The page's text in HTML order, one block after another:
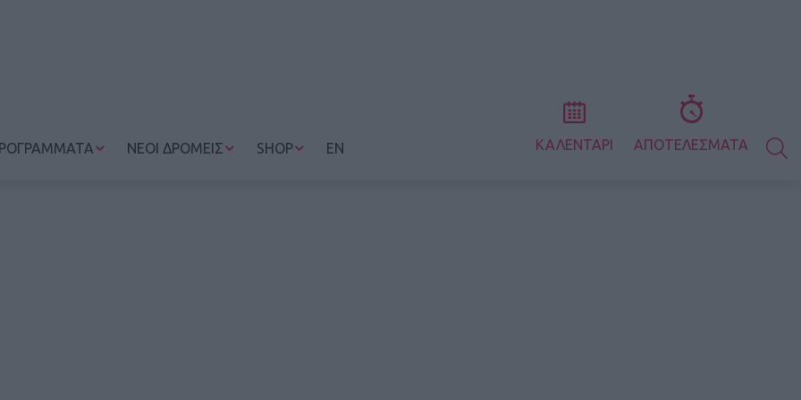
ΝΕΟΙ ΔΡΟΜΕΙΣ SHOP EN ΚΑΛΕΝΤΑΡΙ ΑΠΟΤΕΛΕΣΜΑΤΑ